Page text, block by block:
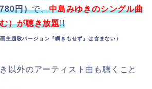
円）で、中島みゆきのシングル曲
）が聴き放題!!
主題歌バージョン『瞬きもせず』は含まない）
以外のアーティスト曲も聴くこと